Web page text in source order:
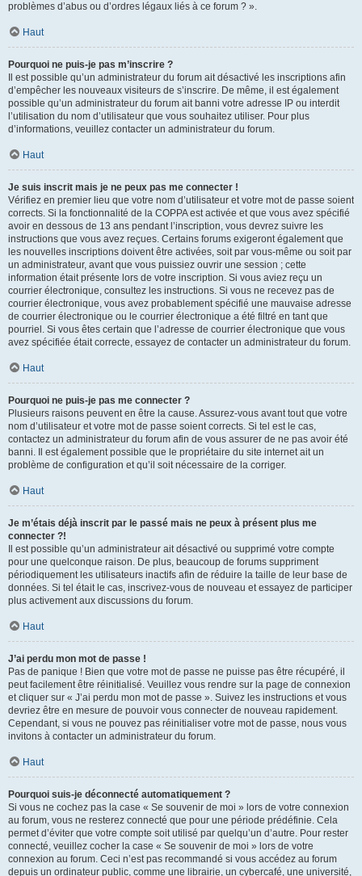
problèmes d’abus ou d’ordres légaux liés à ce forum ? ».
Haut
Pourquoi ne puis-je pas m’inscrire ?
Il est possible qu’un administrateur du forum ait désactivé les inscriptions afin
d’empêcher les nouveaux visiteurs de s’inscrire. De même, il est également
possible qu’un administrateur du forum ait banni votre adresse IP ou interdit
l’utilisation du nom d’utilisateur que vous souhaitez utiliser. Pour plus
d’informations, veuillez contacter un administrateur du forum.
Haut
Je suis inscrit mais je ne peux pas me connecter !
Vérifiez en premier lieu que votre nom d’utilisateur et votre mot de passe soient
corrects. Si la fonctionnalité de la COPPA est activée et que vous avez spécifié
avoir en dessous de 13 ans pendant l’inscription, vous devrez suivre les
instructions que vous avez reçues. Certains forums exigeront également que
les nouvelles inscriptions doivent être activées, soit par vous-même ou soit par
un administrateur, avant que vous puissiez ouvrir une session ; cette
information était présente lors de votre inscription. Si vous aviez reçu un
courrier électronique, consultez les instructions. Si vous ne recevez pas de
courrier électronique, vous avez probablement spécifié une mauvaise adresse
de courrier électronique ou le courrier électronique a été filtré en tant que
pourriel. Si vous êtes certain que l’adresse de courrier électronique que vous
avez spécifiée était correcte, essayez de contacter un administrateur du forum.
Haut
Pourquoi ne puis-je pas me connecter ?
Plusieurs raisons peuvent en être la cause. Assurez-vous avant tout que votre
nom d’utilisateur et votre mot de passe soient corrects. Si tel est le cas,
contactez un administrateur du forum afin de vous assurer de ne pas avoir été
banni. Il est également possible que le propriétaire du site internet ait un
problème de configuration et qu’il soit nécessaire de la corriger.
Haut
Je m’étais déjà inscrit par le passé mais ne peux à présent plus me
connecter ?!
Il est possible qu’un administrateur ait désactivé ou supprimé votre compte
pour une quelconque raison. De plus, beaucoup de forums suppriment
périodiquement les utilisateurs inactifs afin de réduire la taille de leur base de
données. Si tel était le cas, inscrivez-vous de nouveau et essayez de participer
plus activement aux discussions du forum.
Haut
J’ai perdu mon mot de passe !
Pas de panique ! Bien que votre mot de passe ne puisse pas être récupéré, il
peut facilement être réinitialisé. Veuillez vous rendre sur la page de connexion
et cliquer sur « J’ai perdu mon mot de passe ». Suivez les instructions et vous
devriez être en mesure de pouvoir vous connecter de nouveau rapidement.
Cependant, si vous ne pouvez pas réinitialiser votre mot de passe, nous vous
invitons à contacter un administrateur du forum.
Haut
Pourquoi suis-je déconnecté automatiquement ?
Si vous ne cochez pas la case « Se souvenir de moi » lors de votre connexion
au forum, vous ne resterez connecté que pour une période prédéfinie. Cela
permet d’éviter que votre compte soit utilisé par quelqu’un d’autre. Pour rester
connecté, veuillez cocher la case « Se souvenir de moi » lors de votre
connexion au forum. Ceci n’est pas recommandé si vous accédez au forum
depuis un ordinateur public, comme une librairie, un cybercafé, une université,